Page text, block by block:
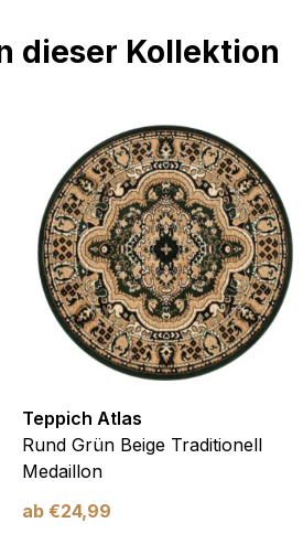
dieser Kollektion
Teppich Atlas
Rund Grün Beige Traditionell
Medaillon
ab €24,99